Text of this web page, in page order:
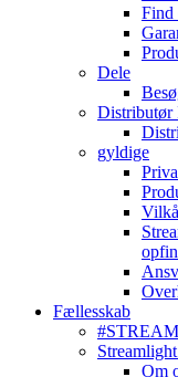
Find
Dele
Distributør
gyldige
Fællesskab
Om